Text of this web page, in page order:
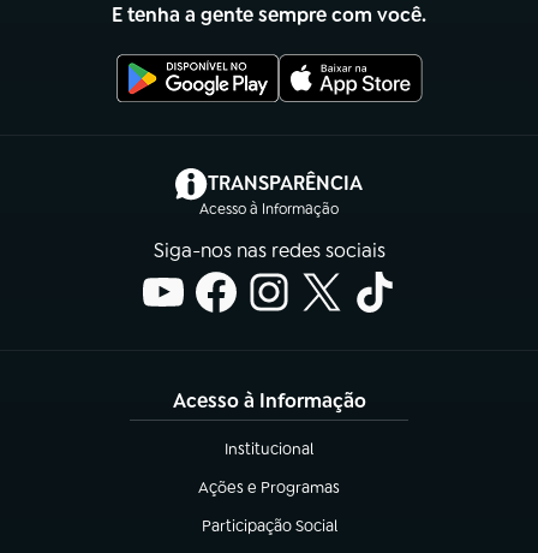
E tenha a gente sempre com você.
TRANSPARÊNCIA
Acesso à Informação
(abre em nova aba)
Siga-nos nas redes sociais
Acesso à Informação
Institucional
(abre em nova aba)
Ações e Programas
(abre em nova aba)
Participação Social
(abre em nova aba)